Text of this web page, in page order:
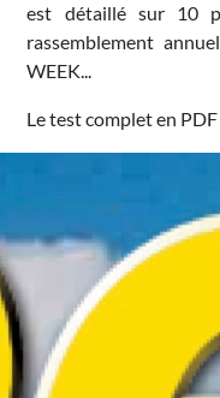
est détaillé sur 10
rassemblement
WEEK...
Le test complet en